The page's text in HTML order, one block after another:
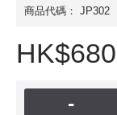
商品代碼： JP302
HK$680
-